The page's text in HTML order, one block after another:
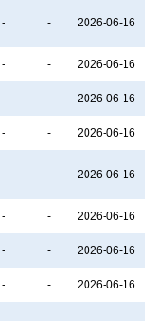
- - 2026-06-16
- - 2026-06-16
- - 2026-06-16
- - 2026-06-16
- - 2026-06-16
- - 2026-06-16
- - 2026-06-16
- - 2026-06-16